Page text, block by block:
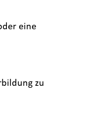
eine
zu